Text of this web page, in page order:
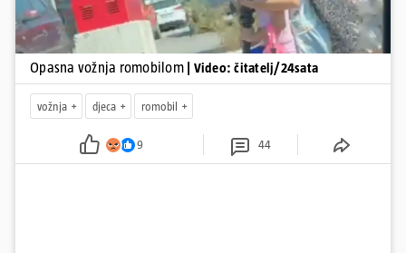
Opasna vožnja romobilom | Video: čitatelj/24sata
vožnja djeca romobil
9 44